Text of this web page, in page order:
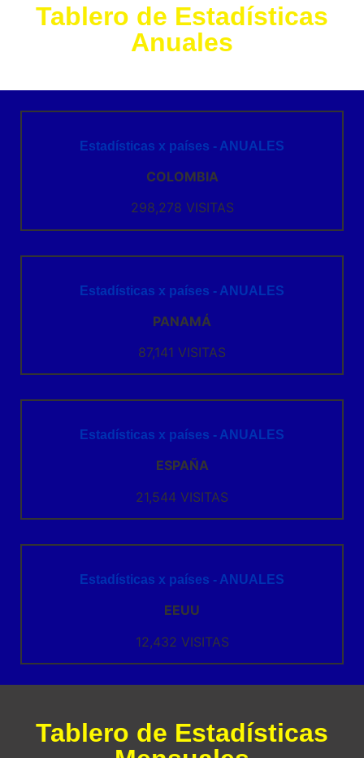
Tablero de Estadísticas
Anuales
Estadísticas x países - ANUALES
COLOMBIA
298,278 VISITAS
Estadísticas x países - ANUALES
PANAMÁ
87,141 VISITAS
Estadísticas x países - ANUALES
ESPAÑA
21,544 VISITAS
Estadísticas x países - ANUALES
EEUU
12,432 VISITAS
Tablero de Estadísticas